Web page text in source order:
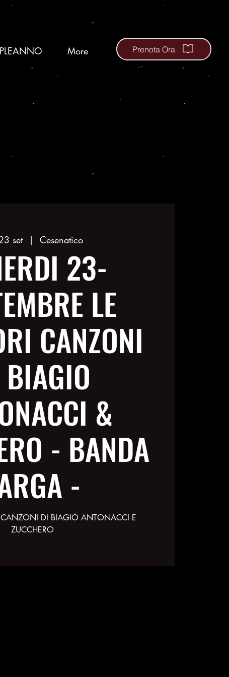
More Prenota Ora
set
  |
Cesenatico
23-
LE
CANZONI
&
- BANDA
-
CANZONI DI BIAGIO ANTONACCI E
ZUCCHERO